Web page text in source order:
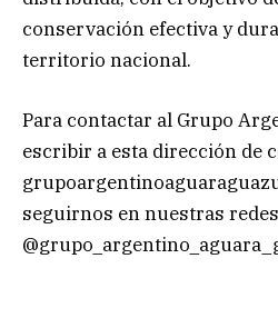
conservación efectiva y
territorio nacional.
Para contactar al Grupo
escribir a esta dirección de
seguirnos en nuestras